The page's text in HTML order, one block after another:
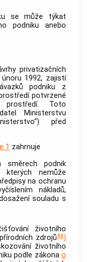
se může týkat
podniku anebo
privatizačních
1992, zajistí
podniku z
potvrzené
prostředí. Toto
Ministerstvu
před
1 zahrnuje
směrech podnik
kterých nemůže
na ochranu
nákladů,
souladu s
životního
zdrojů4a)
životního
podle zákona o